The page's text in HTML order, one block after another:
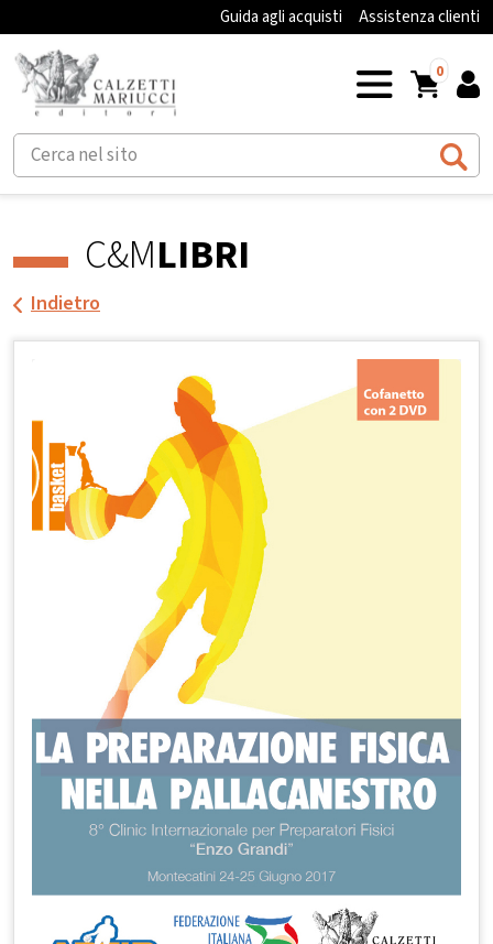
Guida agli acquisti Assistenza clienti
0
C&MLIBRI
Indietro